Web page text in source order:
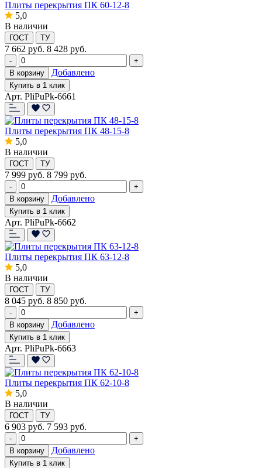
Плиты перекрытия ПК 60-12-8
5,0
В наличии
ГОСТ ТУ
7 662 руб. 8 428 руб.
-
+
В корзину
Добавлено
Купить в 1 клик
Арт. PliPuPk-6661
Плиты перекрытия ПК 48-15-8
5,0
В наличии
ГОСТ ТУ
7 999 руб. 8 799 руб.
-
+
В корзину
Добавлено
Купить в 1 клик
Арт. PliPuPk-6662
Плиты перекрытия ПК 63-12-8
5,0
В наличии
ГОСТ ТУ
8 045 руб. 8 850 руб.
-
+
В корзину
Добавлено
Купить в 1 клик
Арт. PliPuPk-6663
Плиты перекрытия ПК 62-10-8
5,0
В наличии
ГОСТ ТУ
6 903 руб. 7 593 руб.
-
+
В корзину
Добавлено
Купить в 1 клик